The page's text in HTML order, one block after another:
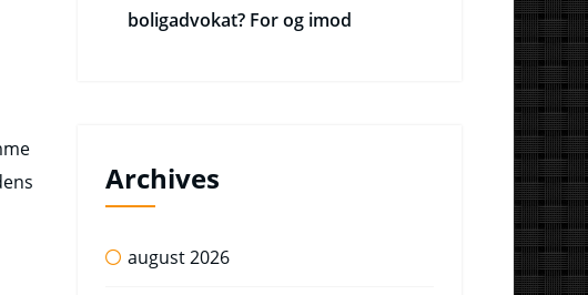
boligadvokat? For og imod
Archives
august 2026